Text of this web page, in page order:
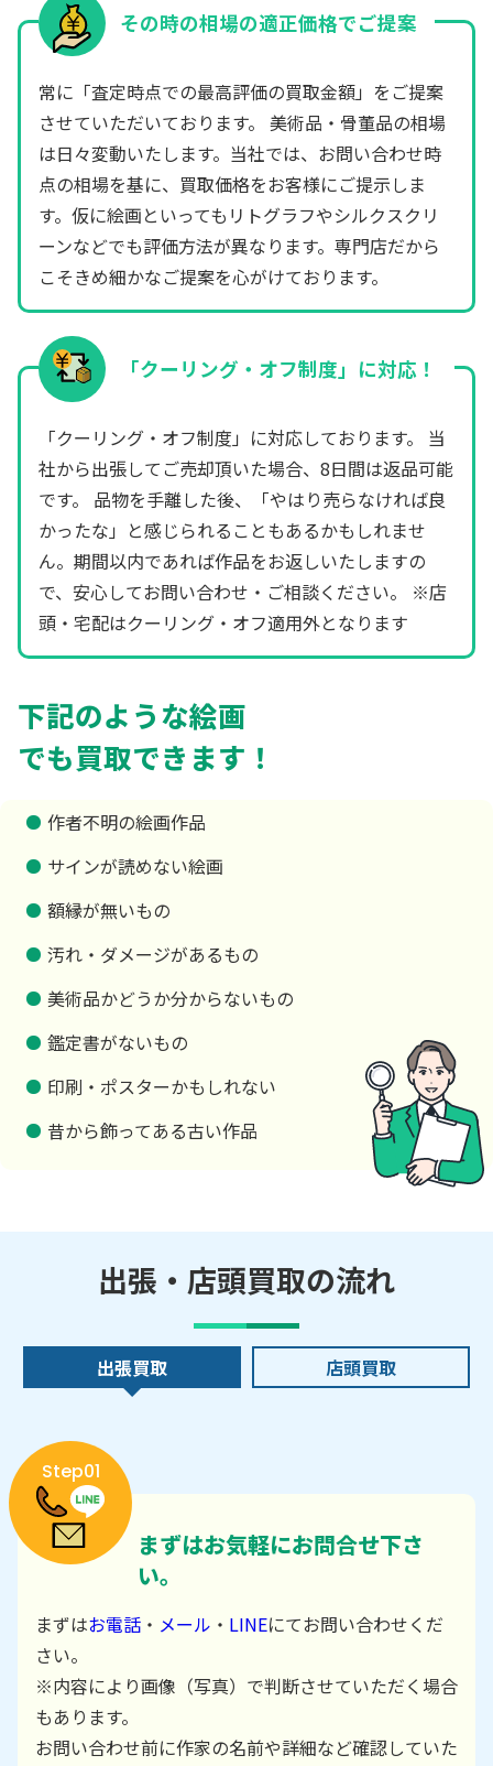
その時の相場の適正価格でご提案
常に「査定時点での最高評価の買取金額」をご提案
させていただいております。 美術品・骨董品の相場
は日々変動いたします。当社では、お問い合わせ時
点の相場を基に、買取価格をお客様にご提示しま
す。仮に絵画といってもリトグラフやシルクスクリ
ーンなどでも評価方法が異なります。専門店だから
こそきめ細かなご提案を心がけております。
「クーリング・オフ制度」に対応！
「クーリング・オフ制度」に対応しております。 当
社から出張してご売却頂いた場合、8日間は返品可能
です。 品物を手離した後、「やはり売らなければ良
かったな」と感じられることもあるかもしれませ
ん。期間以内であれば作品をお返しいたしますの
で、安心してお問い合わせ・ご相談ください。 ※店
頭・宅配はクーリング・オフ適用外となります
下記のような絵画
でも買取できます！
作者不明の絵画作品
サインが読めない絵画
額縁が無いもの
汚れ・ダメージがあるもの
美術品かどうか分からないもの
鑑定書がないもの
印刷・ポスターかもしれない
昔から飾ってある古い作品
出張・店頭買取の流れ
出張買取 店頭買取
Step01
まずはお気軽にお問合せ下さ
い。
まずはお電話 ・ メール ・ LINEにてお問い合わせくだ
さい。
※内容により画像（写真）で判断させていただく場合
もあります。
お問い合わせ前に作家の名前や詳細など確認していた